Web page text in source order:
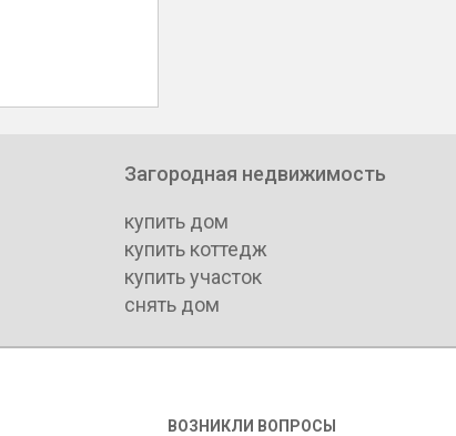
Загородная недвижимость
купить дом
купить коттедж
купить участок
снять дом
ВОЗНИКЛИ ВОПРОСЫ